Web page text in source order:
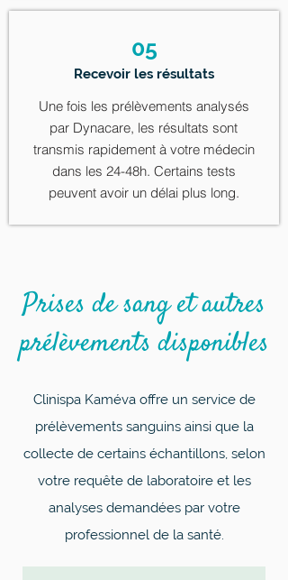
05
Recevoir les résultats
Une fois les prélèvements analysés
par Dynacare, les résultats sont
transmis rapidement à votre médecin
dans les 24-48h. Certains tests
peuvent avoir un délai plus long.
Prises de sang et autres
prélèvements disponibles
Clinispa Kaméva offre un service de
prélèvements sanguins ainsi que la
collecte de certains échantillons, selon
votre requête de laboratoire et les
analyses demandées par votre
professionnel de la santé.